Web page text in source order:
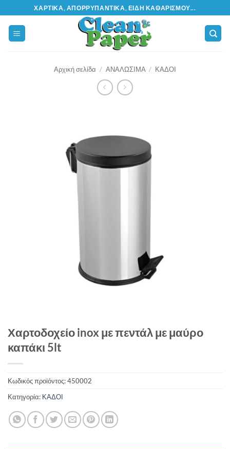
Μετάβαση
στο
περιεχόμενο
ΧΑΡΤΙΚΆ, ΑΠΟΡΡΥΠΑΝΤΙΚΆ, ΕΊΔΗ ΚΑΘΑΡΙΣΜΟΎ...
Αρχική σελίδα / ΑΝΑΛΩΣΙΜΑ / ΚΑΔΟΙ
Χαρτοδοχείο inox με πεντάλ με μαύρο
καπάκι 5lt
Κωδικός προϊόντος:450002
Κατηγορία: ΚΑΔΟΙ